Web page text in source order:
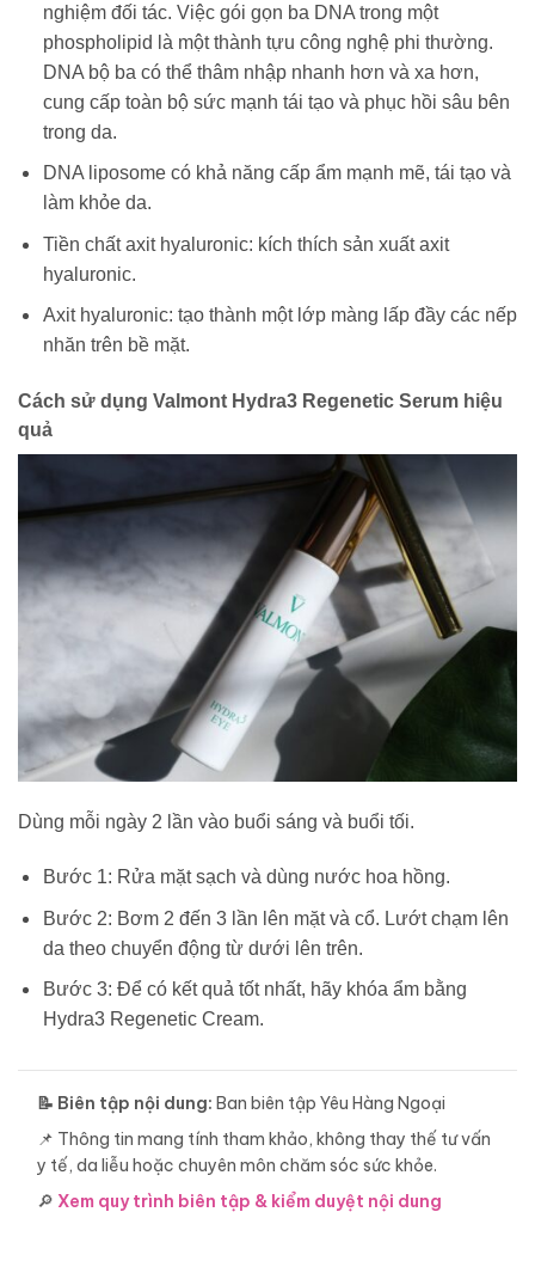
nghiệm đối tác. Việc gói gọn ba DNA trong một
phospholipid là một thành tựu công nghệ phi thường.
DNA bộ ba có thể thâm nhập nhanh hơn và xa hơn,
cung cấp toàn bộ sức mạnh tái tạo và phục hồi sâu bên
trong da.
DNA liposome có khả năng cấp ẩm mạnh mẽ, tái tạo và
làm khỏe da.
Tiền chất axit hyaluronic: kích thích sản xuất axit
hyaluronic.
Axit hyaluronic: tạo thành một lớp màng lấp đầy các nếp
nhăn trên bề mặt.
Cách sử dụng Valmont Hydra3 Regenetic Serum hiệu
quả
Dùng mỗi ngày 2 lần vào buổi sáng và buổi tối.
Bước 1: Rửa mặt sạch và dùng nước hoa hồng.
Bước 2: Bơm 2 đến 3 lần lên mặt và cổ. Lướt chạm lên
da theo chuyển động từ dưới lên trên.
Bước 3: Để có kết quả tốt nhất, hãy khóa ẩm bằng
Hydra3 Regenetic Cream.
📝 Biên tập nội dung: Ban biên tập Yêu Hàng Ngoại
📌 Thông tin mang tính tham khảo, không thay thế tư vấn
y tế, da liễu hoặc chuyên môn chăm sóc sức khỏe.
🔎 Xem quy trình biên tập & kiểm duyệt nội dung